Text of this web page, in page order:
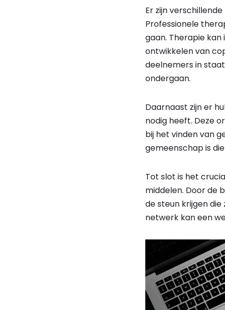
Er zijn
Professionele
gaan. Therapie
ontwikkelen van
deelnemers in
ondergaan.
Daarnaast zijn er
nodig heeft. Deze
bij het vinden van
gemeenschap is
Tot slot is het
middelen. Door de
de steun krijgen
netwerk kan een